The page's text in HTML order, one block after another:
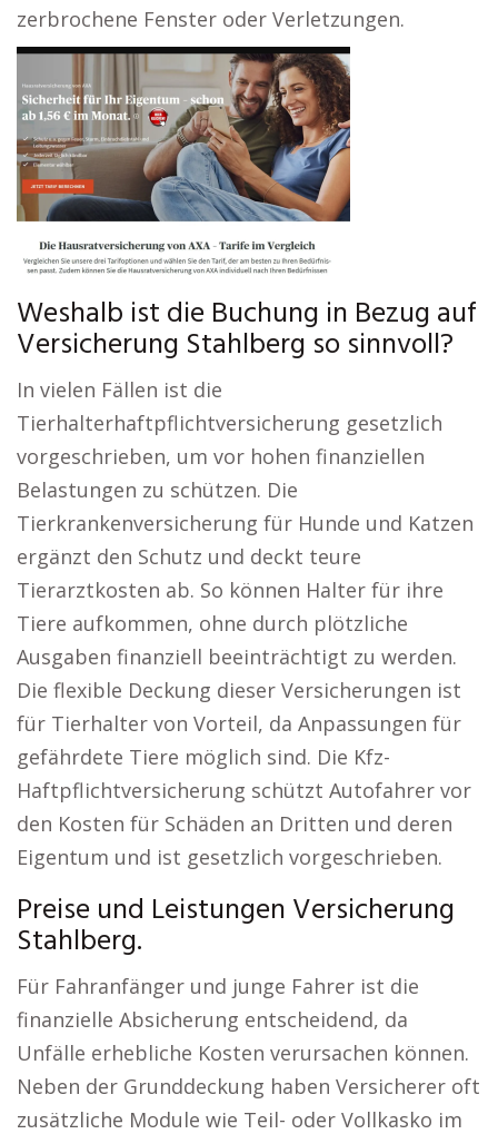
zerbrochene Fenster oder Verletzungen.
Weshalb ist die Buchung in Bezug auf
Versicherung Stahlberg so sinnvoll?
In vielen Fällen ist die
Tierhalterhaftpflichtversicherung gesetzlich
vorgeschrieben, um vor hohen finanziellen
Belastungen zu schützen. Die
Tierkrankenversicherung für Hunde und Katzen
ergänzt den Schutz und deckt teure
Tierarztkosten ab. So können Halter für ihre
Tiere aufkommen, ohne durch plötzliche
Ausgaben finanziell beeinträchtigt zu werden.
Die flexible Deckung dieser Versicherungen ist
für Tierhalter von Vorteil, da Anpassungen für
gefährdete Tiere möglich sind. Die Kfz-
Haftpflichtversicherung schützt Autofahrer vor
den Kosten für Schäden an Dritten und deren
Eigentum und ist gesetzlich vorgeschrieben.
Preise und Leistungen Versicherung
Stahlberg.
Für Fahranfänger und junge Fahrer ist die
finanzielle Absicherung entscheidend, da
Unfälle erhebliche Kosten verursachen können.
Neben der Grunddeckung haben Versicherer oft
zusätzliche Module wie Teil- oder Vollkasko im